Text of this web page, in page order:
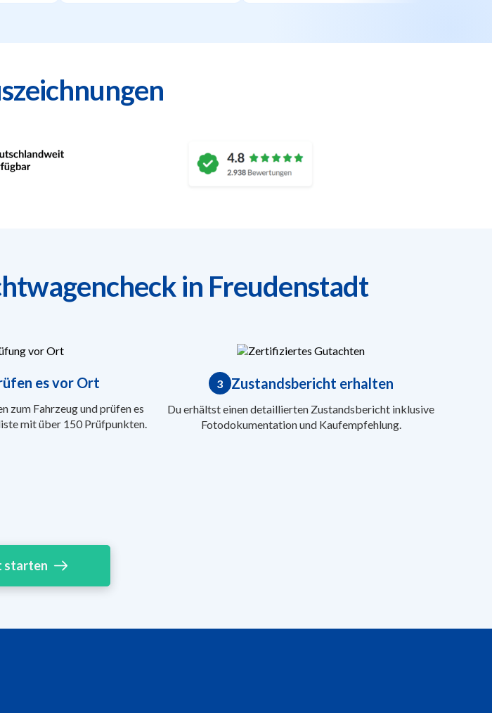
in Freudenstadt
es vor Ort
zum Fahrzeug und prüfen es
mit über 150 Prüfpunkten.
3 Zustandsbericht erhalten
Du erhältst einen detaillierten Zustandsbericht inklusive
Fotodokumentation und Kaufempfehlung.
starten